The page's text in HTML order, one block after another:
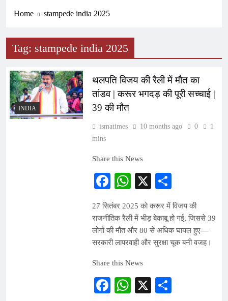
Home stampede india 2025
Tag: stampede india 2025
INDIA
थलपति विजय की रैली में मौत का
तांडव | करूर भगदड़ की पूरी सच्चाई |
39 की मौत
ismatimes 10 months ago 0
1
mins
Share this News
Facebook
WhatsApp
X
27 सितंबर 2025 को करूर में विजय की
राजनीतिक रैली में भीड़ बेकाबू हो गई, जिससे 39
लोगों की मौत और 80 से अधिक घायल हुए—
सरकारी लापरवाही और सुरक्षा चूक बनी वजह।
Share this News
Facebook
WhatsApp
X